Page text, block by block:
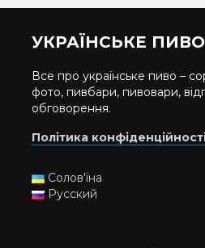
УКРАЇНСЬКЕ ПИВО
Все про українське пиво –
фото, пивбари, пивовари,
обговорення.
Політика
Солов'їна
Русский